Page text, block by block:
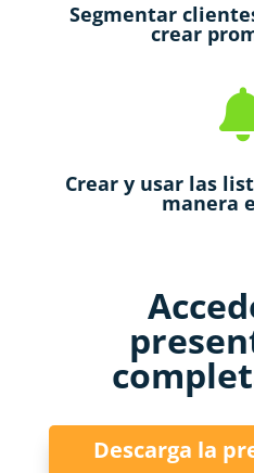
Segmentar
crear
Crear y usar las
manera
Descarga la